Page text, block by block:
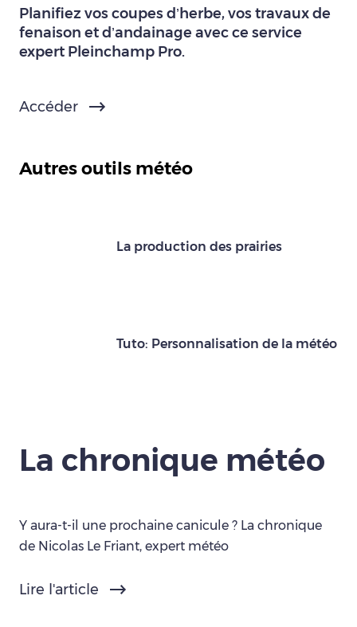
Planifiez vos coupes d’herbe, vos travaux de
fenaison et d’andainage avec ce service
expert Pleinchamp Pro.
Accéder
Autres outils météo
La production des prairies
Tuto: Personnalisation de la météo
La chronique météo
Y aura-t-il une prochaine canicule ? La chronique
de Nicolas Le Friant, expert météo
Lire l'article